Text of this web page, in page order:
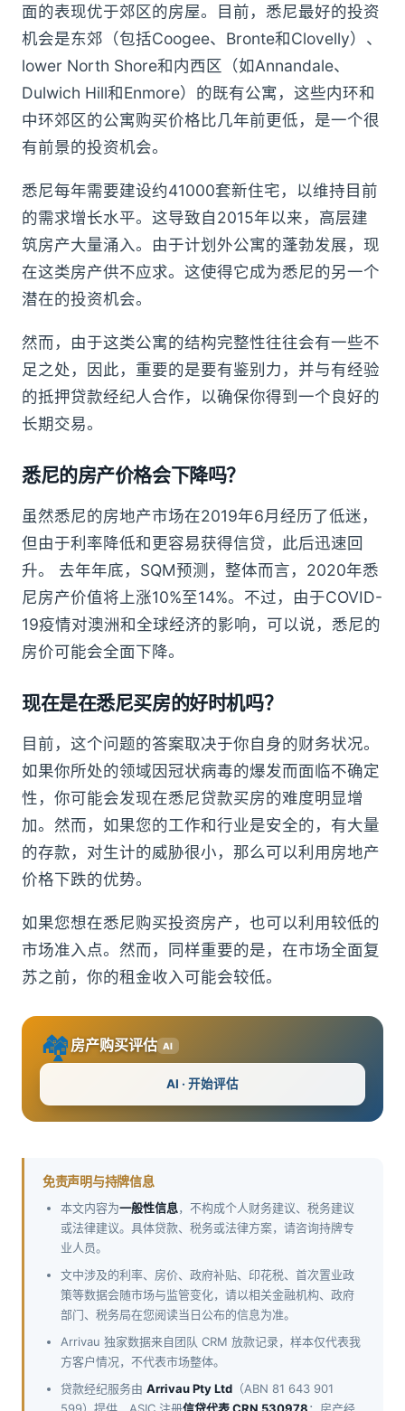
面的表现优于郊区的房屋。目前，悉尼最好的投资
机会是东郊（包括Coogee、Bronte和Clovelly）、
lower North Shore和内西区（如Annandale、
Dulwich Hill和Enmore）的既有公寓，这些内环和
中环郊区的公寓购买价格比几年前更低，是一个很
有前景的投资机会。
悉尼每年需要建设约41000套新住宅，以维持目前
的需求增长水平。这导致自2015年以来，高层建
筑房产大量涌入。由于计划外公寓的蓬勃发展，现
在这类房产供不应求。这使得它成为悉尼的另一个
潜在的投资机会。
然而，由于这类公寓的结构完整性往往会有一些不
足之处，因此，重要的是要有鉴别力，并与有经验
的抵押贷款经纪人合作，以确保你得到一个良好的
长期交易。
悉尼的房产价格会下降吗？
虽然悉尼的房地产市场在2019年6月经历了低迷，
但由于利率降低和更容易获得信贷，此后迅速回
升。 去年年底，SQM预测，整体而言，2020年悉
尼房产价值将上涨10%至14%。不过，由于COVID-
19疫情对澳洲和全球经济的影响，可以说，悉尼的
房价可能会全面下降。
现在是在悉尼买房的好时机吗？
目前，这个问题的答案取决于你自身的财务状况。
如果你所处的领域因冠状病毒的爆发而面临不确定
性，你可能会发现在悉尼贷款买房的难度明显增
加。然而，如果您的工作和行业是安全的，有大量
的存款，对生计的威胁很小，那么可以利用房地产
价格下跌的优势。
如果您想在悉尼购买投资房产，也可以利用较低的
市场准入点。然而，同样重要的是，在市场全面复
苏之前，你的租金收入可能会较低。
🏘️ 房产购买评估 AI
AI · 开始评估
免责声明与持牌信息
本文内容为一般性信息，不构成个人财务建议、税务建议
或法律建议。具体贷款、税务或法律方案，请咨询持牌专
业人员。
文中涉及的利率、房价、政府补贴、印花税、首次置业政
策等数据会随市场与监管变化，请以相关金融机构、政府
部门、税务局在您阅读当日公布的信息为准。
Arrivau 独家数据来自团队 CRM 放款记录，样本仅代表我
方客户情况，不代表市场整体。
贷款经纪服务由 Arrivau Pty Ltd （ABN 81 643 901
599）提供，ASIC 注册信贷代表 CRN 530978；房产经